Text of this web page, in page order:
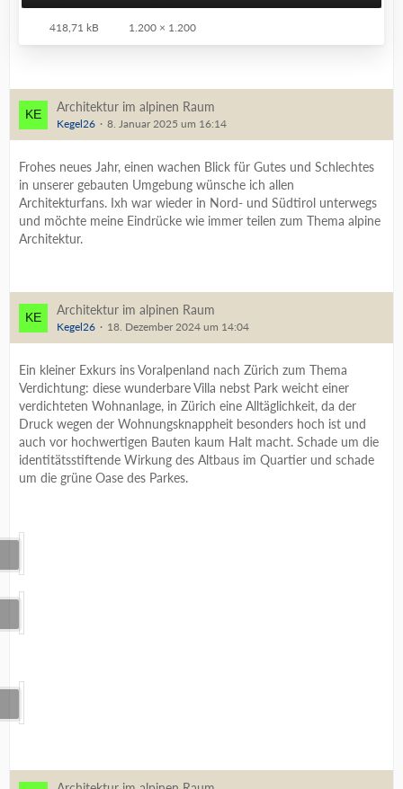
418,71 kB 1.200 × 1.200
Architektur im alpinen Raum
Kegel26 8. Januar 2025 um 16:14
Frohes neues Jahr, einen wachen Blick für Gutes und Schlechtes
in unserer gebauten Umgebung wünsche ich allen
Architekturfans. Ixh war wieder in Nord- und Südtirol unterwegs
und möchte meine Eindrücke wie immer teilen zum Thema alpine
Architektur.
Architektur im alpinen Raum
Kegel26 18. Dezember 2024 um 14:04
Ein kleiner Exkurs ins Voralpenland nach Zürich zum Thema
Verdichtung: diese wunderbare Villa nebst Park weicht einer
verdichteten Wohnanlage, in Zürich eine Alltäglichkeit, da der
Druck wegen der Wohnungsknappheit besonders hoch ist und
auch vor hochwertigen Bauten kaum Halt macht. Schade um die
identitätsstiftende Wirkung des Altbaus im Quartier und schade
um die grüne Oase des Parkes.